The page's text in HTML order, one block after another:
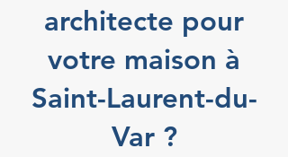
architecte pour
votre maison à
Saint-Laurent-du-
Var ?